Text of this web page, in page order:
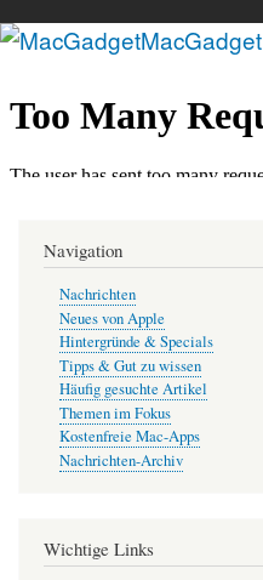
MacGadget
Navigation
Nachrichten
Neues von Apple
Hintergründe & Specials
Tipps & Gut zu wissen
Häufig gesuchte Artikel
Themen im Fokus
Kostenfreie Mac-Apps
Nachrichten-Archiv
Wichtige Links